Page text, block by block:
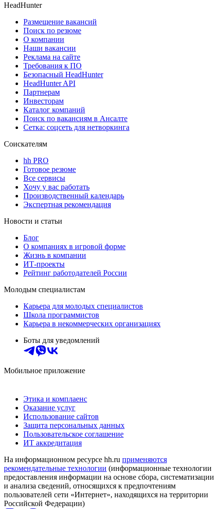
HeadHunter
Размещение вакансий
Поиск по резюме
О компании
Наши вакансии
Реклама на сайте
Требования к ПО
Безопасный HeadHunter
HeadHunter API
Партнерам
Инвесторам
Каталог компаний
Поиск по вакансиям в Ансалте
Сетка: соцсеть для нетворкинга
Соискателям
hh PRO
Готовое резюме
Все сервисы
Хочу у вас работать
Производственный календарь
Экспертная рекомендация
Новости и статьи
Блог
О компаниях в игровой форме
Жизнь в компании
ИТ-проекты
Рейтинг работодателей России
Молодым специалистам
Карьера для молодых специалистов
Школа программистов
Карьера в некоммерческих организациях
Боты для уведомлений
Мобильное приложение
Этика и комплаенс
Оказание услуг
Использование сайтов
Защита персональных данных
Пользовательское соглашение
ИТ аккредитация
На информационном ресурсе hh.ru применяются
рекомендательные технологии (информационные технологии
предоставления информации на основе сбора, систематизации
и анализа сведений, относящихся к предпочтениям
пользователей сети «Интернет», находящихся на территории
Российской Федерации)